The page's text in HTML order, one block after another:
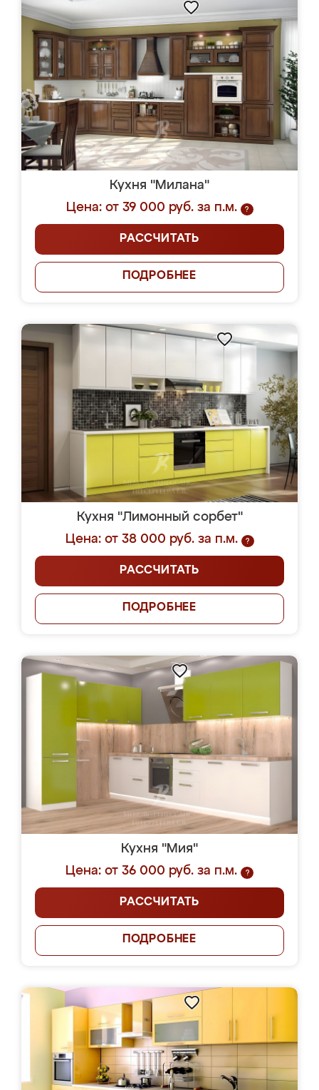
Кухня "Милана"
Цена: от 39 000 руб. за п.м.
?
РАССЧИТАТЬ
ПОДРОБНЕЕ
Кухня "Лимонный сорбет"
Цена: от 38 000 руб. за п.м.
?
РАССЧИТАТЬ
ПОДРОБНЕЕ
Кухня "Мия"
Цена: от 36 000 руб. за п.м.
?
РАССЧИТАТЬ
ПОДРОБНЕЕ